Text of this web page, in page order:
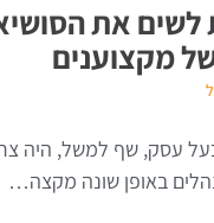
לשים את
מקצוענים
עסק, שף למשל, היה
באופן שונה מקצה…